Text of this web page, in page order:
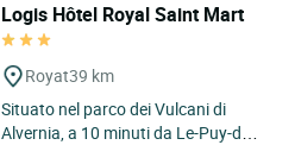
Logis Hôtel Royal Saint Mart
Royat39 km
Situato nel parco dei Vulcani di
Alvernia, a 10 minuti da Le-Puy-de-